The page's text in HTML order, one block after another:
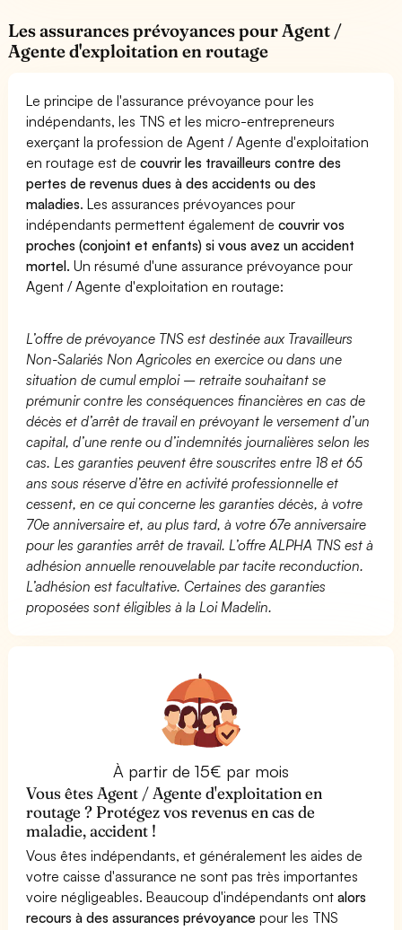
Les assurances prévoyances pour Agent /
Agente d'exploitation en routage
Le principe de l'assurance prévoyance pour les
indépendants, les TNS et les micro-entrepreneurs
exerçant la profession de Agent / Agente d'exploitation
en routage est decouvrir les travailleurs contre des
pertes de revenus dues à des accidents ou des
maladies. Les assurances prévoyances pour
indépendants permettent également decouvrir vos
proches (conjoint et enfants) si vous avez un accident
mortel. Un résumé d'une assurance prévoyance pour
Agent / Agente d'exploitation en routage:
L’offre de prévoyance TNS est destinée aux Travailleurs
Non-Salariés Non Agricoles en exercice ou dans une
situation de cumul emploi – retraite souhaitant se
prémunir contre les conséquences financières en cas de
décès et d’arrêt de travail en prévoyant le versement d’un
capital, d’une rente ou d’indemnités journalières selon les
cas. Les garanties peuvent être souscrites entre 18 et 65
ans sous réserve d’être en activité professionnelle et
cessent, en ce qui concerne les garanties décès, à votre
70e anniversaire et, au plus tard, à votre 67e anniversaire
pour les garanties arrêt de travail. L’offre ALPHA TNS est à
adhésion annuelle renouvelable par tacite reconduction.
L’adhésion est facultative. Certaines des garanties
proposées sont éligibles à la Loi Madelin.
À partir de 15€ par mois
Vous êtes Agent / Agente d'exploitation en
routage ? Protégez vos revenus en cas de
maladie, accident !
Vous êtes indépendants, et généralement les aides de
votre caisse d'assurance ne sont pas très importantes
voire négligeables. Beaucoup d'indépendants ontalors
recours à des assurances prévoyance pour les TNS